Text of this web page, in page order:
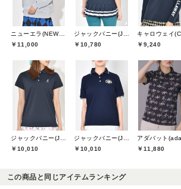
ニューエラ(NEW ERA)
￥11,000
￥10,780
￥9,240
￥10,010
￥10,010
￥11,880
この商品と同じアイテムランキング